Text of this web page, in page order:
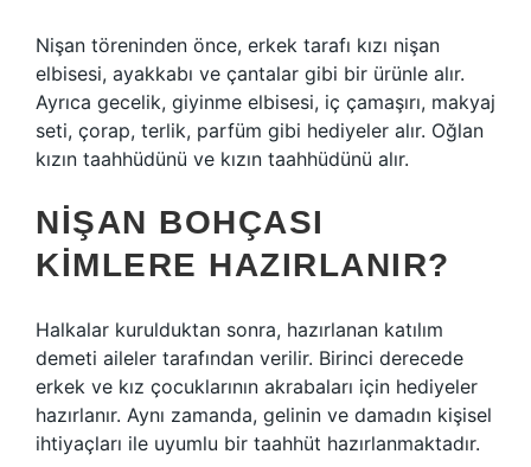
Nişan töreninden önce, erkek tarafı kızı nişan
elbisesi, ayakkabı ve çantalar gibi bir ürünle alır.
Ayrıca gecelik, giyinme elbisesi, iç çamaşırı, makyaj
seti, çorap, terlik, parfüm gibi hediyeler alır. Oğlan
kızın taahhüdünü ve kızın taahhüdünü alır.
NIŞAN BOHÇASI
KIMLERE HAZIRLANIR?
Halkalar kurulduktan sonra, hazırlanan katılım
demeti aileler tarafından verilir. Birinci derecede
erkek ve kız çocuklarının akrabaları için hediyeler
hazırlanır. Aynı zamanda, gelinin ve damadın kişisel
ihtiyaçları ile uyumlu bir taahhüt hazırlanmaktadır.